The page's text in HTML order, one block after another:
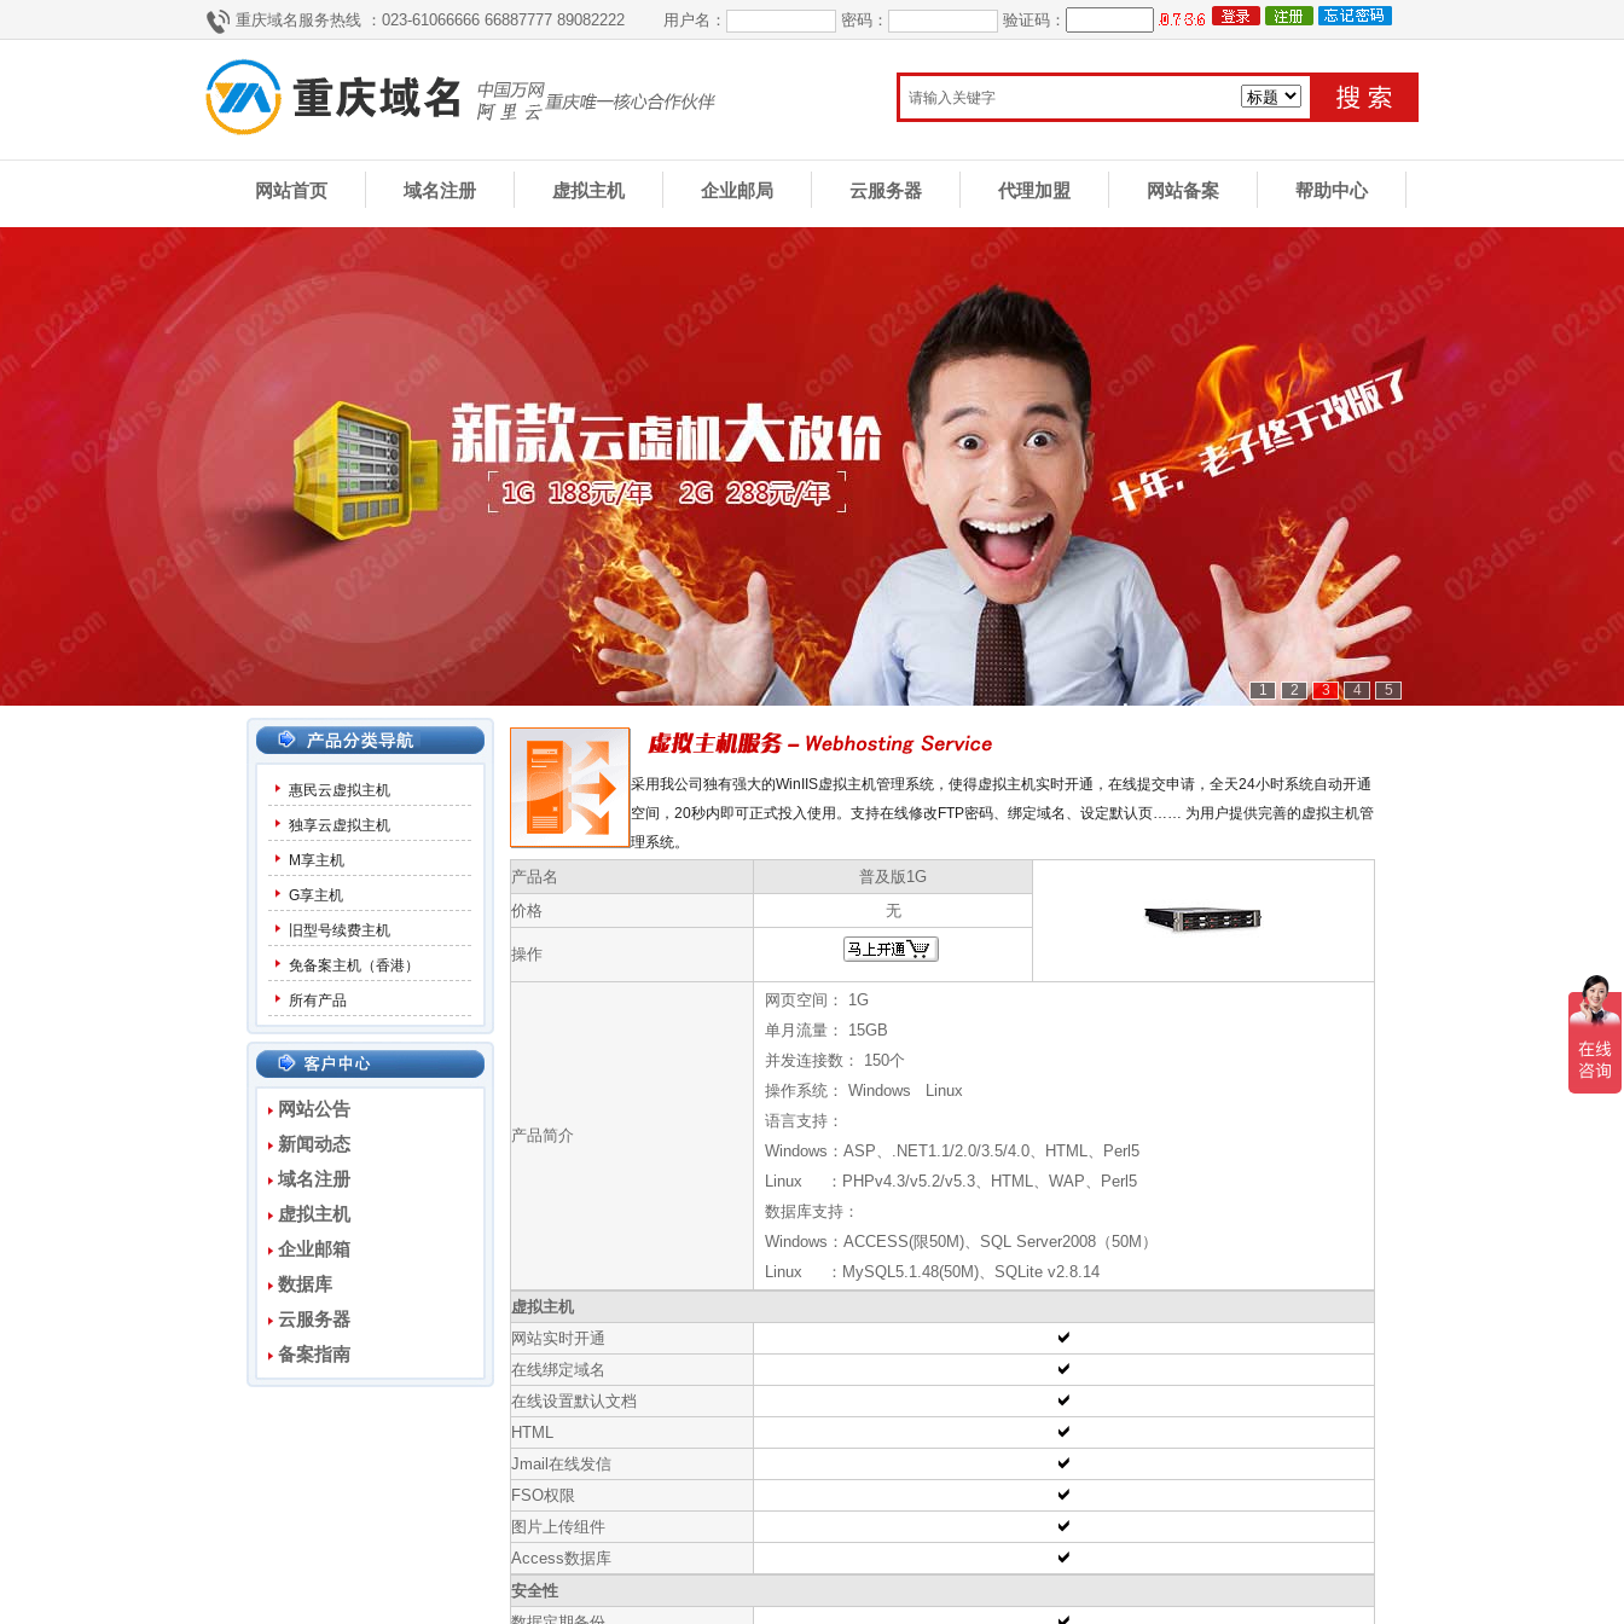
重庆域名服务热线 ：023-61066666 66887777 89082222 用户名： 密码： 验证码：
网站首页 域名注册 虚拟主机 企业邮局 云服务器 代理加盟 网站备案 帮助中心
1 2 3 4 5
惠民云虚拟主机
独享云虚拟主机
M享主机
G享主机
旧型号续费主机
免备案主机（香港）
所有产品
网站公告
新闻动态
域名注册
虚拟主机
企业邮箱
数据库
云服务器
备案指南
采用我公司独有强大的WinIIS虚拟主机管理系统，使得虚拟主机实时开通，在线提交申请，全天24小时系统自动开通
空间，20秒内即可正式投入使用。支持在线修改FTP密码、绑定域名、设定默认页…… 为用户提供完善的虚拟主机管
理系统。
产品名
普及版1G
价格
无
操作
产品简介
网页空间： 1G
单月流量： 15GB
并发连接数： 150个
操作系统： Windows Linux
语言支持：
Windows：ASP、.NET1.1/2.0/3.5/4.0、HTML、Perl5
Linux ：PHPv4.3/v5.2/v5.3、HTML、WAP、Perl5
数据库支持：
Windows：ACCESS(限50M)、SQL Server2008（50M）
Linux ：MySQL5.1.48(50M)、SQLite v2.8.14
虚拟主机
网站实时开通
在线绑定域名
在线设置默认文档
HTML
Jmail在线发信
FSO权限
图片上传组件
Access数据库
安全性